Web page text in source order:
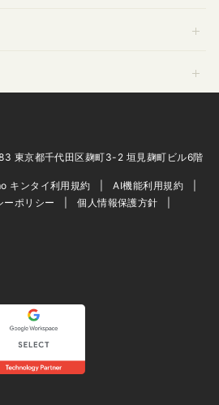
東京都千代田区麹町3-2 垣見麹町ビル6階
キンタイ利用規約
AI機能利用規約
ーポリシー
個人情報保護方針